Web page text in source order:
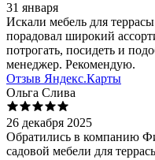
31 января
Искали мебель для
порадовал широкий
потрогать, посидеть и
менеджер. Рекомендую.
Отзыв Яндекс.Карты
Ольга Слива
26 декабря 2025
Обратились в компанию
садовой мебели для